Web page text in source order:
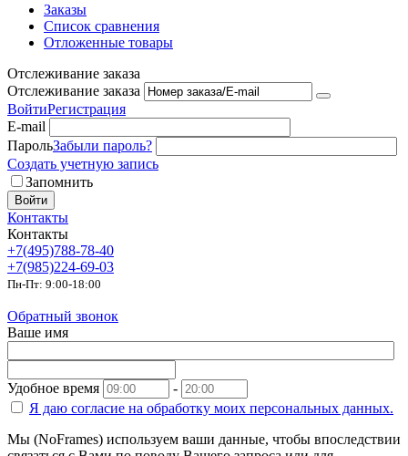
Заказы
Список сравнения
Отложенные товары
Отслеживание заказа
Отслеживание заказа
ВойтиРегистрация
E-mail
ПарольЗабыли пароль?
Создать учетную запись
Запомнить
Войти
Контакты
Контакты
+7(495)788-78-40
+7(985)224-69-03
Пн-Пт: 9:00-18:00
Обратный звонок
Ваше имя
Удобное время
-
Я даю согласие на обработку моих персональных данных.
Мы (NoFrames) используем ваши данные, чтобы впоследствии